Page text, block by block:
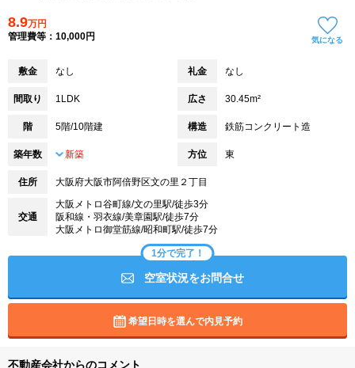
8.9万円
管理費等：10,000円
気になる
敷金 なし 礼金 なし
間取り 1LDK 広さ 30.45m²
階 5階/10階建 構造 鉄筋コンクリート造
築年数 新築 方位 東
住所 大阪府大阪市阿倍野区文の里２丁目
交通
大阪メトロ谷町線/文の里駅/徒歩3分
阪和線・羽衣線/美章園駅/徒歩7分
大阪メトロ御堂筋線/昭和町駅/徒歩7分
1分で完了！
空室状況をお問合せ
希望日時を選んで内見予約
不動産会社からのコメント